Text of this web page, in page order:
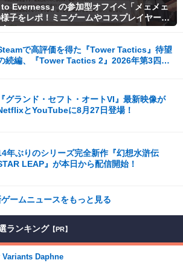
to Everness』の参加型オフイベ「メェメェ
子をレポ！ミニゲームやコスプレイヤー撮
で高評価を得た『Tower Tactics』待望
続編、『Tower Tactics 2』2026年第3四半
『グランド・セフト・オートVI』最新映像が
とYouTubeに8月27日登場！
年ぶりのシリーズ完全新作『幻想水滸伝
LEAP』が本日から配信開始！
ームニュースをもっと見る
ランキング 【PR】
Daphne